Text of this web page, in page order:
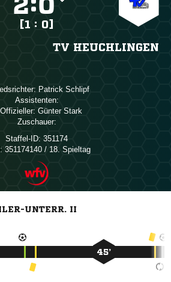
[1 : 0]
TV HEUCHLINGEN
 
Assistenten:
 
Zuschauer:
Staffel-ID: 351174
351174140 / 18. Spieltag
UNTERR. II
45’